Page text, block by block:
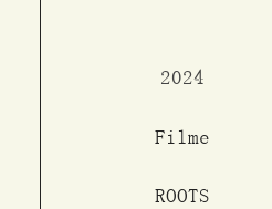
2024
Filme
ROOTS